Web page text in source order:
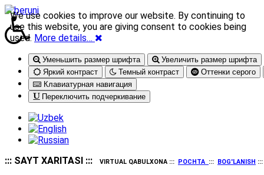
Уменьшить размер шрифта
Увеличить размер шрифта
Яркий контраст
Темный контраст
Оттенки серого
Клавиатурная навигация
Переключить подчеркивание
::: SAYT XARITASI ::: VIRTUAL QABULXONA ::: POCHTA ::: BOG'LANISH
We use cookies to improve our website. By continuing to
use this website, you are giving consent to cookies being
used. More details…